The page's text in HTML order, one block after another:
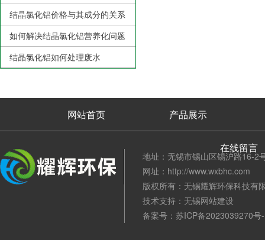
结晶氯化铝价格与其成分的关系
如何解决结晶氯化铝营养化问题
结晶氯化铝如何处理废水
网站首页 产品展示
在线留言
地址：无锡市锡山区锡沪路16-2
网址：http://www.wxbhc.com
版权所有：无锡耀辉环保科技有
技术支持： 无锡网站建设
备案号： 苏ICP备2023039270号